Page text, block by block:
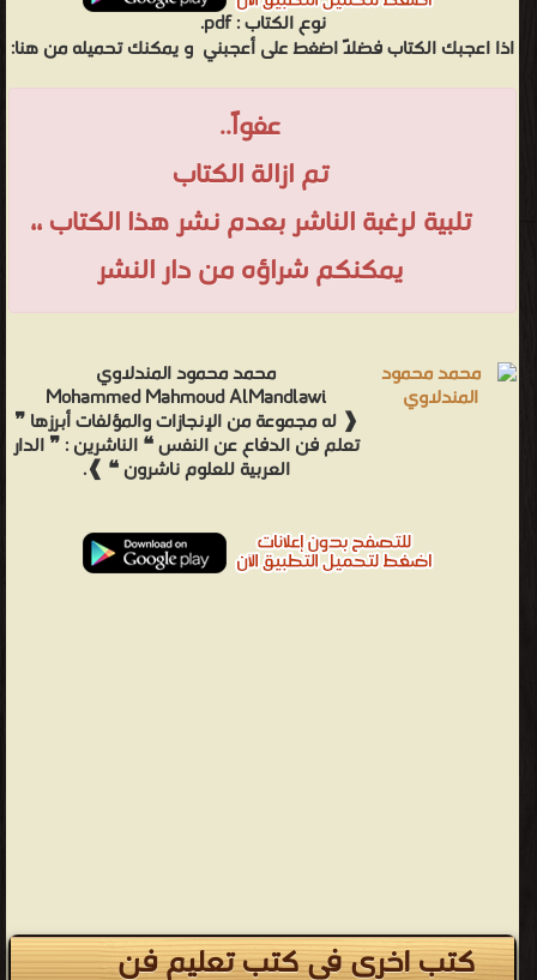
نوع الكتاب :pdf.
اذا اعجبك الكتاب فضلاً اضغط على أعجبني و يمكنك تحميله من هنا:
عفواً..
تم ازالة الكتاب
تلبية لرغبة الناشر بعدم نشر هذا الكتاب ،،
يمكنكم شراؤه من دار النشر
محمد محمود المندلاوي
Mohammed Mahmoud AlMandlawi
❰ له مجموعة من الإنجازات والمؤلفات أبرزها ❞
تعلم فن الدفاع عن النفس ❝ الناشرين : ❞ الدار
العربية للعلوم ناشرون ❝ ❱.
كتب اخرى في كتب تعليم فن